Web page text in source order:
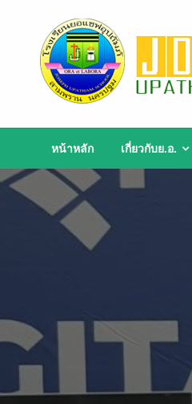
content
หน้าหลัก เกี่ยวกับย.อ.